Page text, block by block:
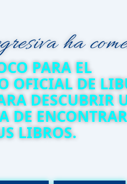
ha
PARA EL
OFICIAL DE
DESCUBRIR
DE
LIBROS.